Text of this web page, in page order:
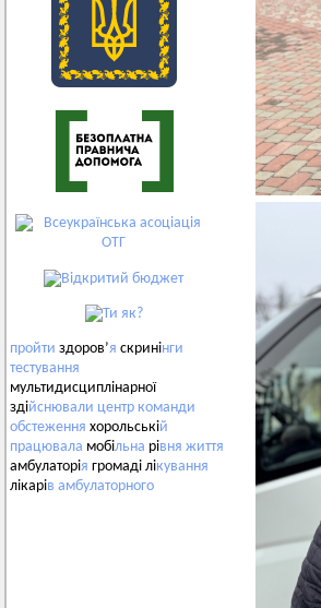
пройти здоров’я скринінги
тестування
мультидисциплінарної
здійснювали центр команди
обстеження хорольській
працювала мобільна рівня життя
амбулаторія громаді лікування
лікарів амбулаторного